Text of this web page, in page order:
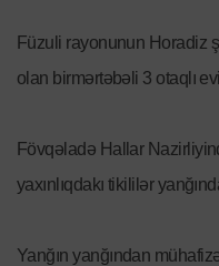
Füzuli rayonunun Horadiz
olan birmərtəbəli 3 otaqlı
Fövqəladə Hallar
yaxınlıqdakı tikililər
Yanğın yanğından